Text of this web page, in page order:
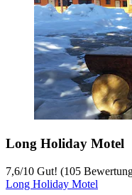
Long Holiday Motel
7,6/10 Gut! (105
Long Holiday Motel